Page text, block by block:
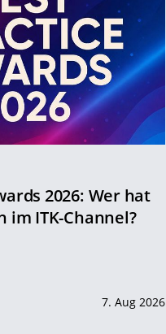
2026: Wer hat
im ITK-Channel?
7. Aug 2026